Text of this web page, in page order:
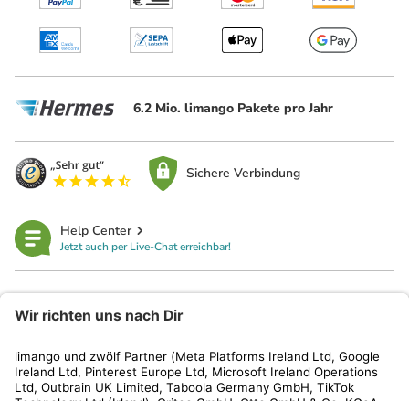
6.2 Mio. limango Pakete pro Jahr
Sichere Verbindung
Help Center
Jetzt auch per Live-Chat erreichbar!
Kundenservice